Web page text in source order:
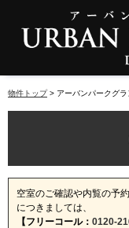
物件トップ アーバンパークグ
空室のご確認や内覧の予
につきましては、
【フリーコール： 0120-